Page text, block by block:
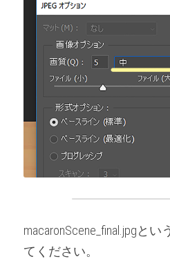
macaronScene_final.jpgと
てください。